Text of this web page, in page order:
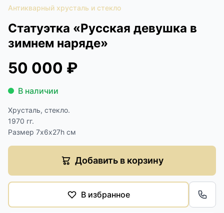
Антикварный хрусталь и стекло
Статуэтка «Русская девушка в
зимнем наряде»
50 000 ₽
В наличии
Хрусталь, стекло.
1970 гг.
Размер 7х6х27h см
Добавить в корзину
В избранное